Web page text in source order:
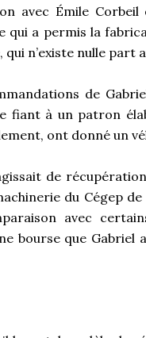
avec Émile
qui a permis la
n’existe nulle part
de
fiant à un patron
ont donné un
de
du Cégep de
avec
bourse que Gabriel